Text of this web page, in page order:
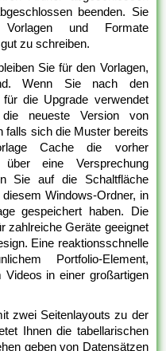
beenden. Sie
und Formate
zu schreiben.
Sie für den Vorlagen,
Wenn Sie nach den
die Upgrade verwendet
neueste Version von
falls sich die Muster bereits
Cache die vorher
über eine Versprechung
Sie auf die Schaltfläche
Windows-Ordner, in
gespeichert haben. Die
zahlreiche Geräte geeignet
Eine reaktionsschnelle
Portfolio-Element,
in einer großartigen
zwei Seitenlayouts zu der
Ihnen die tabellarischen
geben von Datensätzen